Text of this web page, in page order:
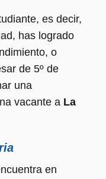
es decir,
has logrado
o
de 5º de
una
vacante a La
en